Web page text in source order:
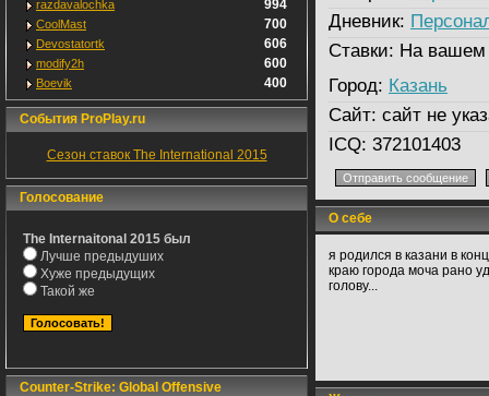
razdavalochka 994
CoolMast 700
Devostatortk 606
modify2h 600
Boevik 400
События ProPlay.ru
Сезон ставок The International 2015
Голосование
The Internaitonal 2015 был
Лучше предыдуших
Хуже предыдущих
Такой же
Counter-Strike: Global Offensive
Дневник:
Ставки: На вашем
Город: Казань
Сайт: сайт не
ICQ: 372101403
О себе
я родился в казани в
краю города моча рано
голову...